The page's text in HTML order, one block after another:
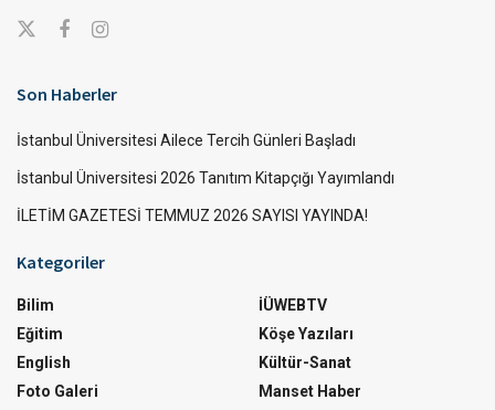
Son Haberler
İstanbul Üniversitesi Ailece Tercih Günleri Başladı
İstanbul Üniversitesi 2026 Tanıtım Kitapçığı Yayımlandı
İLETİM GAZETESİ TEMMUZ 2026 SAYISI YAYINDA!
Kategoriler
Bilim
Eğitim
English
Foto Galeri
İÜWEBTV
Köşe Yazıları
Kültür-Sanat
Manset Haber